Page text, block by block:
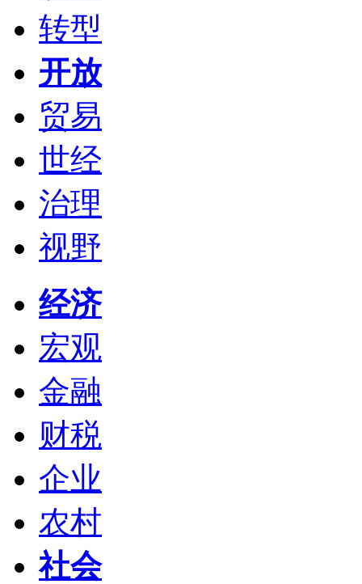
转型
开放
贸易
世经
治理
视野
经济
宏观
金融
财税
企业
农村
社会